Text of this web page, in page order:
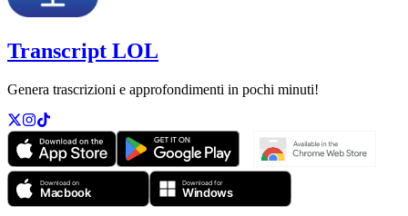
Transcript LOL
Genera trascrizioni e approfondimenti in pochi minuti!